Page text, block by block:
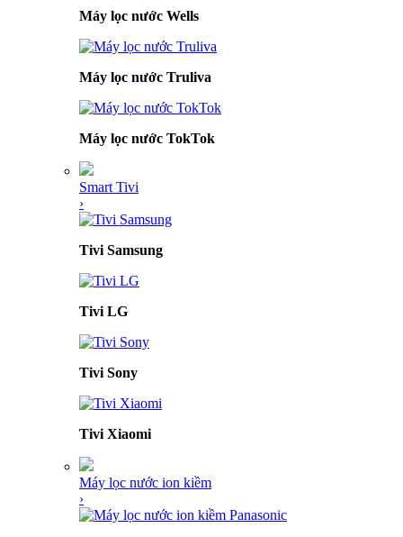
Máy lọc nước Wells
Máy lọc nước Truliva
Máy lọc nước TokTok
Smart Tivi
›
Tivi Samsung
Tivi LG
Tivi Sony
Tivi Xiaomi
Máy lọc nước ion kiềm
›